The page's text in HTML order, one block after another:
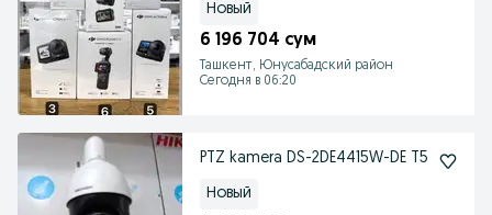
Новый
6 196 704 сум
Ташкент, Юнусабадский район
Сегодня в 06:20
PTZ kamera DS-2DE4415W-DE T5
Новый